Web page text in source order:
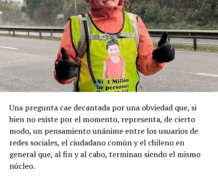
Pese a la gravedad a la gravedad de los hechos, no se
registraron declaraciones públicas de su partido ni
sanciones políticas posteriores.
Recordemos que el 21 de Septiembre de 1883 se produjo
la Toma de Posesión del Estrecho de Magallanes, donde
el capitán Juan Guillermos y 23 tripulantes a bordo de la
Goleta de Guerra Ancud de la Armada tomaron posesión
de estas tierras patagónicas donde izaron la bandera
nacional declarando este territorio como parte de Chile.
Una pregunta cae decantada por una obviedad que, si
bien no existe por el momento, representa, de cierto
modo, un pensamiento unánime entre los usuarios de
redes sociales, el ciudadano común y el chileno en
general que, al fin y al cabo, terminan siendo el mismo
núcleo.